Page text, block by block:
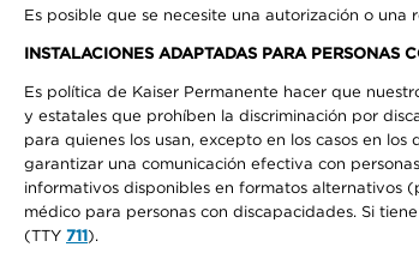
Es posible que se necesite una autorización o
INSTALACIONES ADAPTADAS PARA PERSONAS
Es política de Kaiser Permanente hacer que
y estatales que prohíben la discriminación por
para quienes los usan, excepto en los casos en
garantizar una comunicación efectiva con
informativos disponibles en formatos alternativos
médico para personas con discapacidades. Si
(TTY 711).